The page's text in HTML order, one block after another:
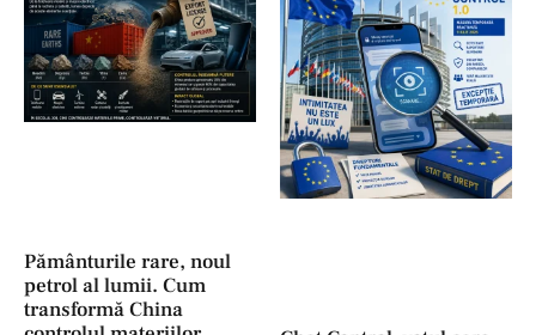
Pământurile rare, noul
petrol al lumii. Cum
transformă China